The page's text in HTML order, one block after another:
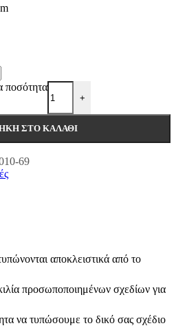
ποσότητα
+
ΣΤΟ ΚΑΛΆΘΙ
69
αποκλειστικά από το
προσωποποιημένων σχεδίων για
να τυπώσουμε το δικό σας σχέδιο